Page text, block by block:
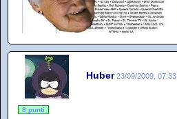
Huber 23/09/2009, 07:33
8 punti